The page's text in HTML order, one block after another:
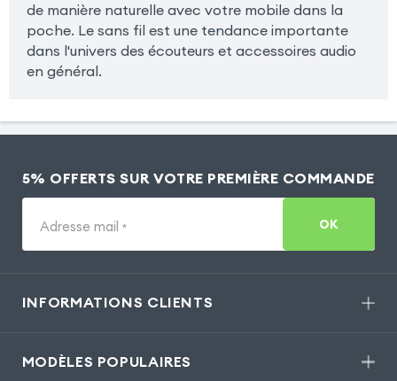
de manière naturelle avec votre mobile dans la
poche. Le sans fil est une tendance importante
dans l'univers des écouteurs et accessoires audio
en général.
5% OFFERTS SUR VOTRE PREMIÈRE COMMANDE
Adresse mail * OK
INFORMATIONS CLIENTS
MODÈLES POPULAIRES